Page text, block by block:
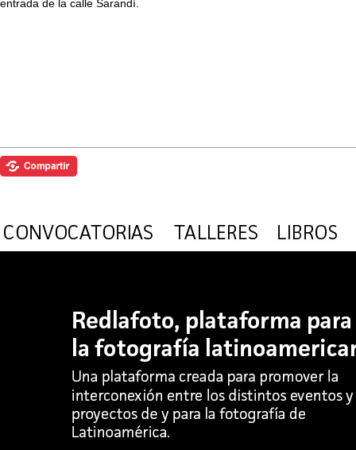
entrada de la calle Sarandí.